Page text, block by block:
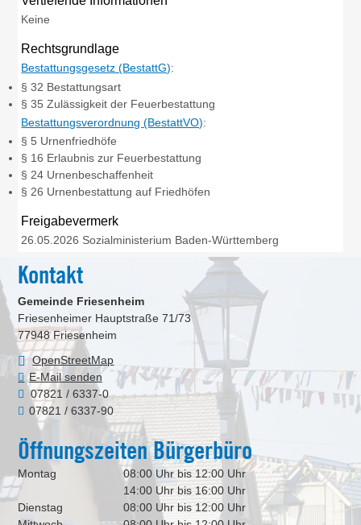
Keine
Rechtsgrundlage
Bestattungsgesetz (BestattG):
§ 32 Bestattungsart
§ 35 Zulässigkeit der Feuerbestattung
Bestattungsverordnung (BestattVO):
§ 5 Urnenfriedhöfe
§ 16 Erlaubnis zur Feuerbestattung
§ 24 Urnenbeschaffenheit
§ 26 Urnenbestattung auf Friedhöfen
Freigabevermerk
26.05.2026 Sozialministerium Baden-Württemberg
Kontakt
Gemeinde Friesenheim
Friesenheimer Hauptstraße 71/73
77948 Friesenheim
OpenStreetMap
E-Mail senden
07821 / 6337-0
07821 / 6337-90
Öffnungszeiten Bürgerbüro
Montag
08:00 Uhr bis 12:00 Uhr
14:00 Uhr bis 16:00 Uhr
Dienstag
08:00 Uhr bis 12:00 Uhr